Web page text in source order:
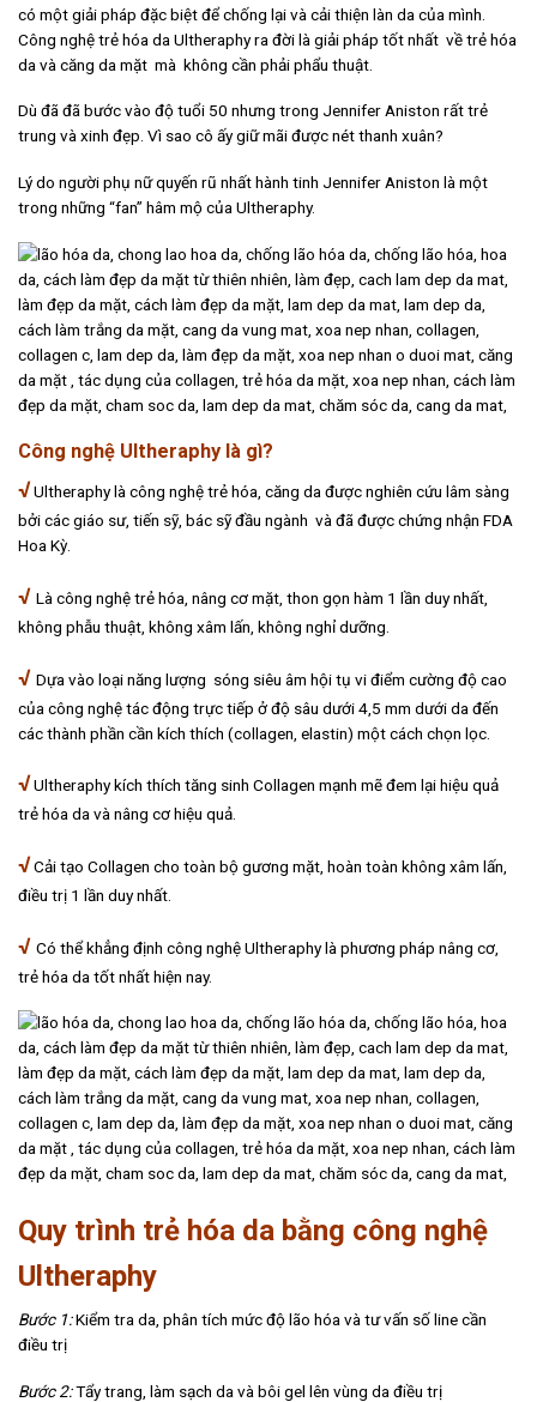
có một giải pháp đặc biệt để chống lại và cải thiện làn da của mình.
Công nghệ trẻ hóa da Ultheraphy ra đời là giải pháp tốt nhất về trẻ hóa
da và căng da mặt mà không cần phải phẩu thuật.
Dù đã đã bước vào độ tuổi 50 nhưng trong Jennifer Aniston rất trẻ
trung và xinh đẹp. Vì sao cô ấy giữ mãi được nét thanh xuân?
Lý do người phụ nữ quyến rũ nhất hành tinh Jennifer Aniston là một
trong những “fan” hâm mộ của Ultheraphy.
Công nghệ Ultheraphy là gì?
√Ultheraphy là công nghệ trẻ hóa, căng da được nghiên cứu lâm sàng
bởi các giáo sư, tiến sỹ, bác sỹ đầu ngành và đã được chứng nhận FDA
Hoa Kỳ.
√ Là công nghệ trẻ hóa, nâng cơ mặt, thon gọn hàm 1 lần duy nhất,
không phẫu thuật, không xâm lấn, không nghỉ dưỡng.
√ Dựa vào loại năng lượng sóng siêu âm hội tụ vi điểm cường độ cao
của công nghệ tác động trực tiếp ở độ sâu dưới 4,5 mm dưới da đến
các thành phần cần kích thích (collagen, elastin) một cách chọn lọc.
√Ultheraphy kích thích tăng sinh Collagen mạnh mẽ đem lại hiệu quả
trẻ hóa da và nâng cơ hiệu quả.
√Cải tạo Collagen cho toàn bộ gương mặt, hoàn toàn không xâm lấn,
điều trị 1 lần duy nhất.
√ Có thể khẳng định công nghệ Ultheraphy là phương pháp nâng cơ,
trẻ hóa da tốt nhất hiện nay.
Quy trình trẻ hóa da bằng công nghệ
Ultheraphy
Bước 1:Kiểm tra da, phân tích mức độ lão hóa và tư vấn số line cần
điều trị
Bước 2:Tẩy trang, làm sạch da và bôi gel lên vùng da điều trị